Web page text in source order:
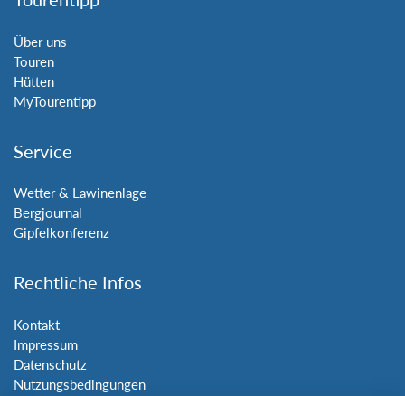
Über uns
Touren
Hütten
MyTourentipp
Service
Wetter & Lawinenlage
Bergjournal
Gipfelkonferenz
Rechtliche Infos
Kontakt
Impressum
Datenschutz
Nutzungsbedingungen